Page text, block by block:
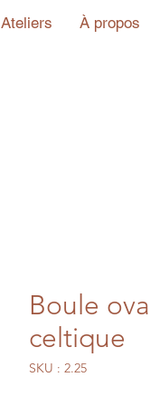
Ateliers À propos
Boule
celtique
SKU : 2.25